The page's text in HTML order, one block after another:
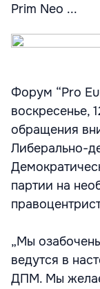
Prim Neo ...
Форум “Pro
воскресенье,
обращения
Либерально-
партии на
„Мы
ведутся в
ДПМ. Мы